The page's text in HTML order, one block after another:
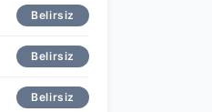
Belirsiz
Belirsiz
Belirsiz